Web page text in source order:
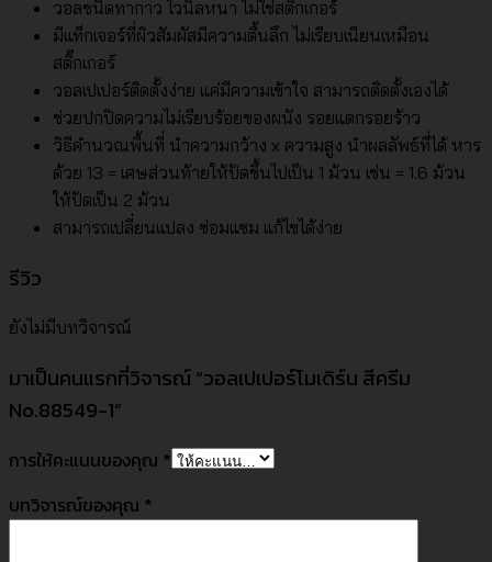
วอลชนิดทากาว ไวนิลหนา ไม่ใช่สติ๊กเกอร์
มีแท็กเจอร์ที่ผิวสัมผัสมีความตื้นลึก ไม่เรียบเนียนเหมือน
สติ๊กเกอร์
วอลเปเปอร์ติดตั้งง่าย แค่มีความเข้าใจ สามารถติดตั้งเองได้
ช่วยปกปิดความไม่เรียบร้อยของผนัง รอยแตกรอยร้าว
วิธีคำนวณพื้นที่ นำความกว้าง x ความสูง นำผลลัพธ์ที่ได้ หาร
ด้วย 13 = เศษส่วนท้ายให้ปัดขึ้นไปเป็น 1 ม้วน เช่น = 1.6 ม้วน
ให้ปัดเป็น 2 ม้วน
สามารถเปลี่ยนแปลง ซ่อมแซม แก้ไขได้ง่าย
รีวิว
ยังไม่มีบทวิจารณ์
มาเป็นคนแรกที่วิจารณ์ “วอลเปเปอร์โมเดิร์น สีครีม
No.88549-1”
การให้คะแนนของคุณ *
บทวิจารณ์ของคุณ *